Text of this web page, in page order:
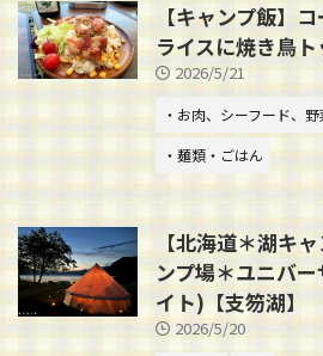
【キャンプ飯】
ライスに焼き鳥
2026/5/21
・お肉、シーフード、野
・麺類・ごはん
【北海道＊湖キ
ンプ場＊ユニバ
イト)【支笏湖】
2026/5/20